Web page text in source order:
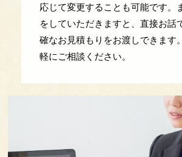
応じて変更することも可能です。
をしていただきますと、直接お話
確なお見積もりをお渡しできます
軽にご相談ください。